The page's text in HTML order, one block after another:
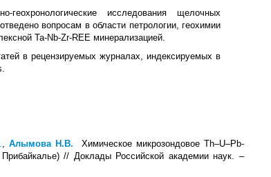
геохронологические исследования щелочных
вопросам в области петрологии, геохимии
Ta-Nb-Zr-REE минерализацией.
в рецензируемых журналах, индексируемых в
,Алымова Н.В.
Химическое микрозондовое Th‒U‒Pb-
// Доклады Российской академии наук. –